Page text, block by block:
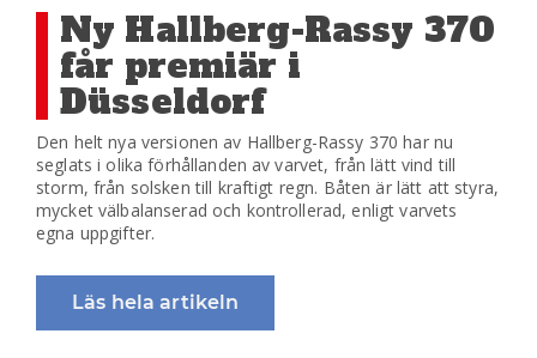
Ny Hallberg-Rassy 370
får premiär i
Düsseldorf
Den helt nya versionen av Hallberg-Rassy 370 har nu
seglats i olika förhållanden av varvet, från lätt vind till
storm, från solsken till kraftigt regn. Båten är lätt att styra,
mycket välbalanserad och kontrollerad, enligt varvets
egna uppgifter.
Läs hela artikeln